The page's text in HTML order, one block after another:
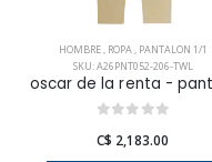
HOMBRE, ROPA, PANTALON 1/1
SKU: A26PNT052-206-TWL
C$ 2,183.00